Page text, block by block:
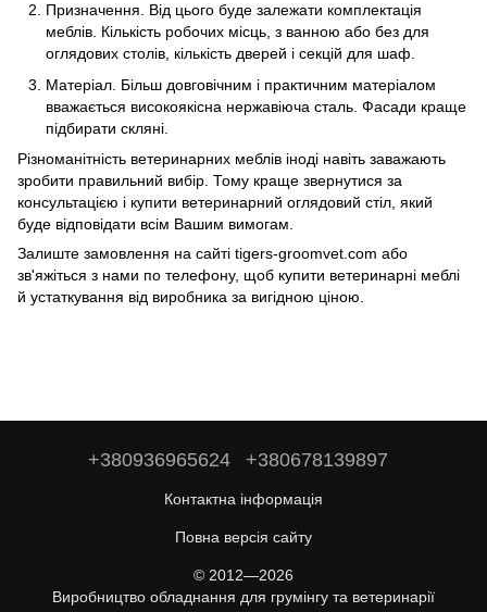
Призначення. Від цього буде залежати комплектація
меблів. Кількість робочих місць, з ванною або без для
оглядових столів, кількість дверей і секцій для шаф.
Матеріал. Більш довговічним і практичним матеріалом
вважається високоякісна нержавіюча сталь. Фасади краще
підбирати скляні.
Різноманітність ветеринарних меблів іноді навіть заважають
зробити правильний вибір. Тому краще звернутися за
консультацією і купити ветеринарний оглядовий стіл, який
буде відповідати всім Вашим вимогам.
Залиште замовлення на сайті tigers-groomvet.com або
зв'яжіться з нами по телефону, щоб купити ветеринарні меблі
й устаткування від виробника за вигідною ціною.
+380936965624 +380678139897
Контактна інформація
Повна версія сайту
© 2012—2026
Виробництво обладнання для грумінгу та ветеринарії